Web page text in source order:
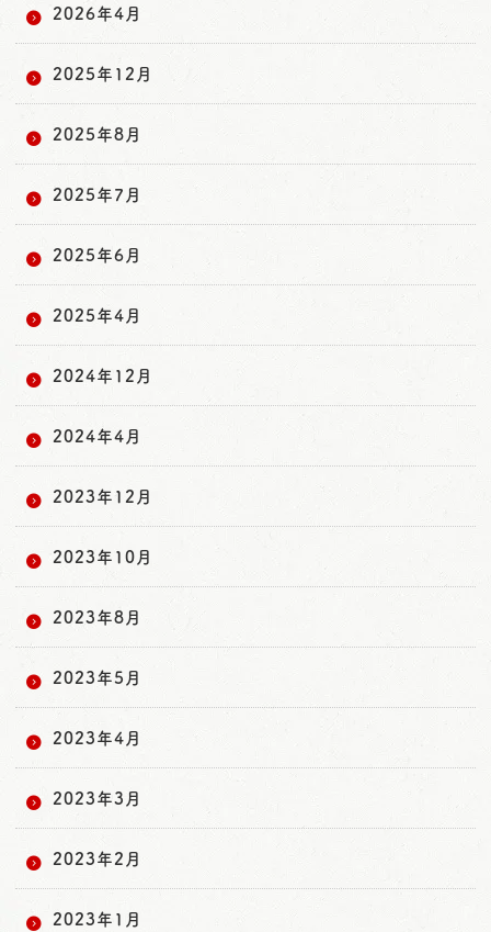
2026年4月
2025年12月
2025年8月
2025年7月
2025年6月
2025年4月
2024年12月
2024年4月
2023年12月
2023年10月
2023年8月
2023年5月
2023年4月
2023年3月
2023年2月
2023年1月